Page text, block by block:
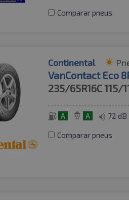
Comparar pneus
Continental
VanContact Eco
235/65R16C115/
A A 72 dB
Comparar pneus